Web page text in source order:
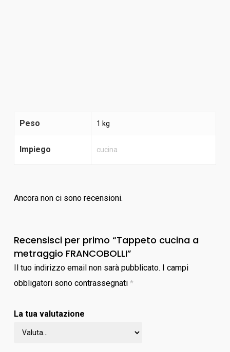
Peso 1 kg
Impiego cucina
Ancora non ci sono recensioni.
Recensisci per primo “Tappeto cucina a
metraggio FRANCOBOLLI”
Il tuo indirizzo email non sarà pubblicato. I campi
obbligatori sono contrassegnati *
La tua valutazione